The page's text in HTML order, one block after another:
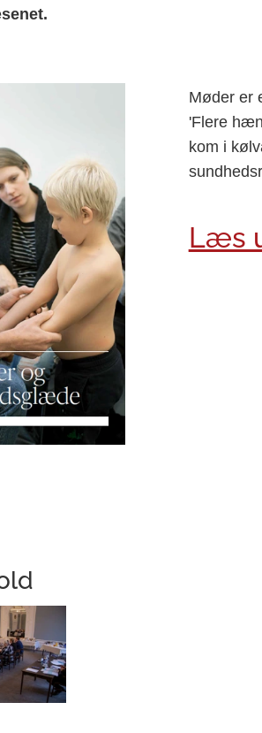
Møder er
'Flere
kom i
Læs